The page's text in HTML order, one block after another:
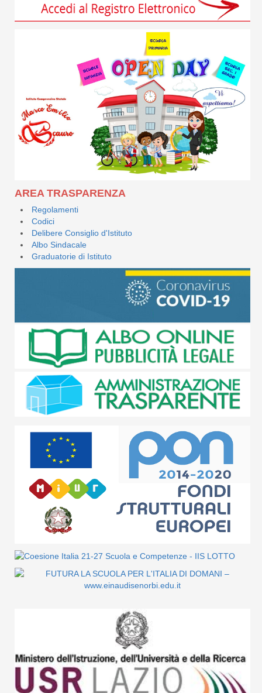
AREA TRASPARENZA
Regolamenti
Codici
Delibere Consiglio d'Istituto
Albo Sindacale
Graduatorie di Istituto